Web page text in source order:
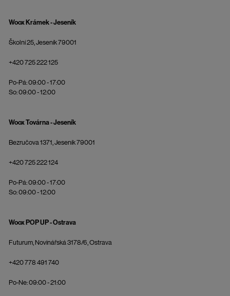
Woox Krámek - Jeseník
Školní 25, Jeseník 79001
+420 725 222 125
Po-Pá: 09:00 - 17:00
So: 09:00 - 12:00
Woox Továrna - Jeseník
Bezručova 1371, Jeseník 79001
+420 725 222 124
Po-Pá: 09:00 - 17:00
So: 09:00 - 12:00
Woox POP UP - Ostrava
Futurum, Novinářská 3178/6, Ostrava
+420 778 491 740
Po-Ne: 09:00 - 21:00